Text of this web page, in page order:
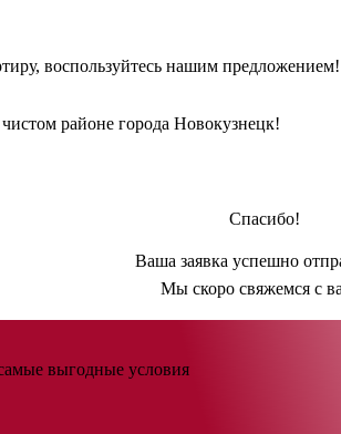
воспользуйтесь нашим предложением!
районе города Новокузнецк!
Спасибо!
Ваша заявка успешно
Мы скоро свяжемся с
выгодные условия